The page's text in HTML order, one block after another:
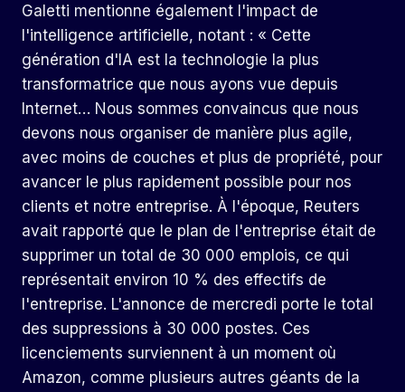
Galetti mentionne également l'impact de
l'intelligence artificielle, notant : « Cette
génération d'IA est la technologie la plus
transformatrice que nous ayons vue depuis
Internet… Nous sommes convaincus que nous
devons nous organiser de manière plus agile,
avec moins de couches et plus de propriété, pour
avancer le plus rapidement possible pour nos
clients et notre entreprise. À l'époque, Reuters
avait rapporté que le plan de l'entreprise était de
supprimer un total de 30 000 emplois, ce qui
représentait environ 10 % des effectifs de
l'entreprise. L'annonce de mercredi porte le total
des suppressions à 30 000 postes. Ces
licenciements surviennent à un moment où
Amazon, comme plusieurs autres géants de la